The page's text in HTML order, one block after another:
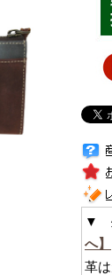
▼
へ】
革